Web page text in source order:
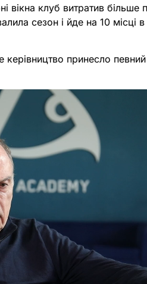
вікна клуб витратив більше
сезон і йде на 10 місці
керівництво принесло